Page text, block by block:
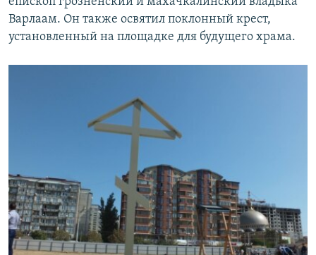
Варлаам. Он также освятил поклонный крест,
установленный на площадке для будущего храма.